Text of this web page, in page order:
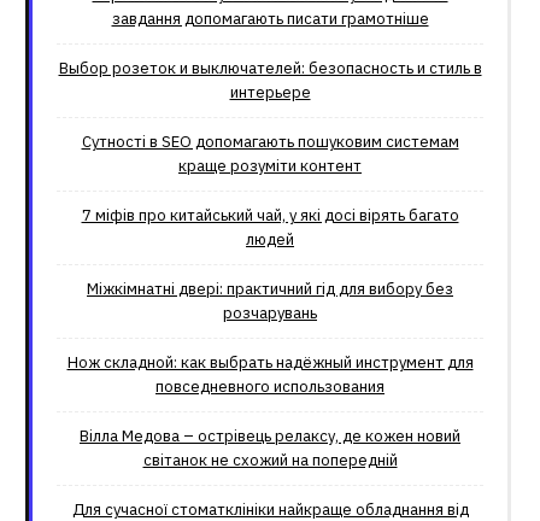
завдання допомагають писати грамотніше
Выбор розеток и выключателей: безопасность и стиль в
интерьере
Сутності в SEO допомагають пошуковим системам
краще розуміти контент
7 міфів про китайський чай, у які досі вірять багато
людей
Міжкімнатні двері: практичний гід для вибору без
розчарувань
Нож складной: как выбрать надёжный инструмент для
повседневного использования
Вілла Медова – острівець релаксу, де кожен новий
світанок не схожий на попередній
Для сучасної стоматклініки найкраще обладнання від